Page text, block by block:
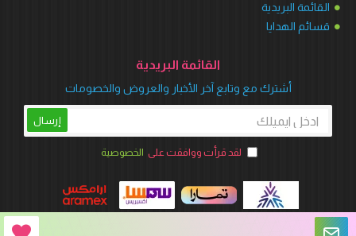
القائمة البريدية
قسائم الهدايا
القائمة البريدية
أشترك مع وتابع آخر الأخبار والعروض والخصومات
إرسال
لقد قرأت ووافقت على الخصوصية